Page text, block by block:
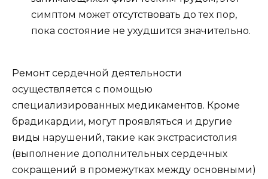
симптом может отсутствовать до тех пор,
пока состояние не ухудшится значительно.
Ремонт сердечной деятельности
осуществляется с помощью
специализированных медикаментов. Кроме
брадикардии, могут проявляться и другие
виды нарушений, такие как экстрасистолия
(выполнение дополнительных сердечных
сокращений в промежутках между основными)